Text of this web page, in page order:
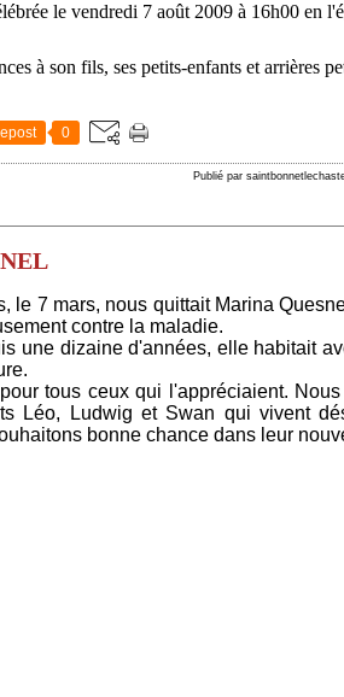
le vendredi 7 août 2009 à 16h00 en
à son fils, ses petits-enfants et arrières
0
Publié par
le 7 mars, nous quittait Marina
contre la maladie.
une dizaine d'années, elle habitait
tous ceux qui l'appréciaient.
Léo, Ludwig et Swan qui vivent
bonne chance dans leur